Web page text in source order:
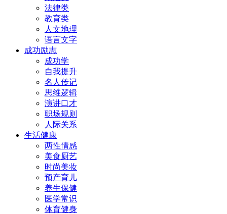
法律类
教育类
人文地理
语言文字
成功励志
成功学
自我提升
名人传记
思维逻辑
演讲口才
职场规则
人际关系
生活健康
两性情感
美食厨艺
时尚美妆
预产育儿
养生保健
医学常识
体育健身